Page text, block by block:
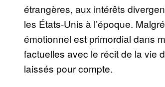
étrangères, aux intérêts
les États-Unis à l’époque.
émotionnel est primordial dans
factuelles avec le récit de la vie
laissés pour compte.